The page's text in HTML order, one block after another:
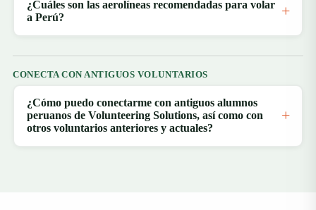
¿Cuáles son las aerolíneas recomendadas para volar
a Perú?
CONECTA CON ANTIGUOS VOLUNTARIOS
¿Cómo puedo conectarme con antiguos alumnos
peruanos de Volunteering Solutions, así como con
otros voluntarios anteriores y actuales?